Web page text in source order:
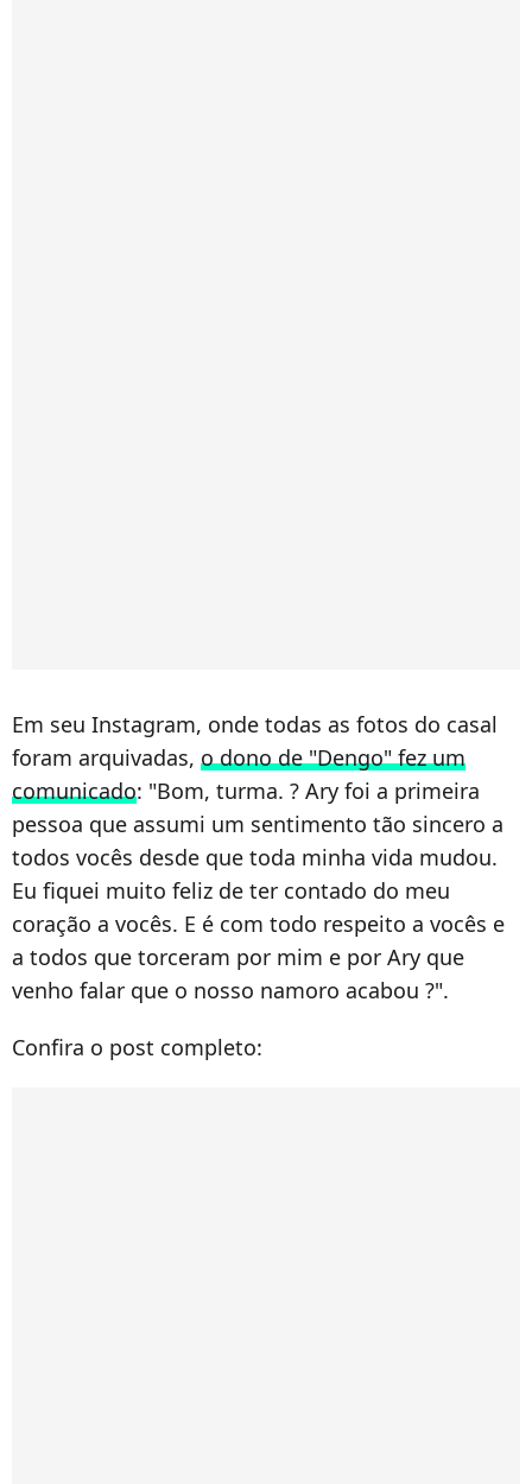
Em seu Instagram, onde todas as fotos do casal
foram arquivadas, o dono de "Dengo" fez um
comunicado: "Bom, turma. ? Ary foi a primeira
pessoa que assumi um sentimento tão sincero a
todos vocês desde que toda minha vida mudou.
Eu fiquei muito feliz de ter contado do meu
coração a vocês. E é com todo respeito a vocês e
a todos que torceram por mim e por Ary que
venho falar que o nosso namoro acabou ?".
Confira o post completo: